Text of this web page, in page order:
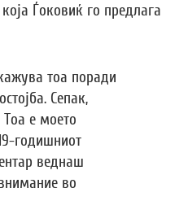
Ѓоковиќ го предлага
тоа поради
Сепак,
Тоа е моето
годишниот
веднаш
во